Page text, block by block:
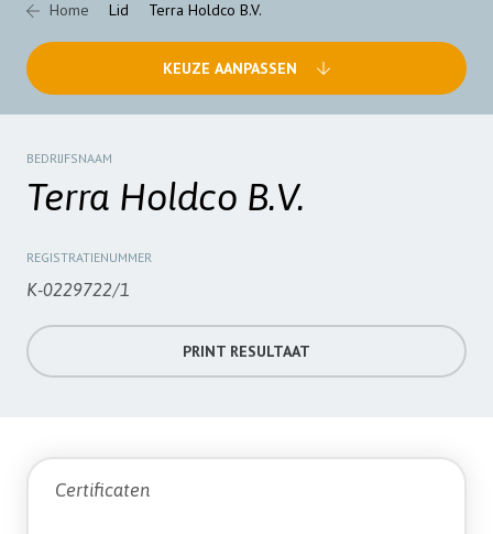
Home Lid Terra Holdco B.V.
KEUZE AANPASSEN
BEDRIJFSNAAM
Terra Holdco B.V.
REGISTRATIENUMMER
K-0229722/1
PRINT RESULTAAT
Certificaten
Opleidingstabel
Organisatie